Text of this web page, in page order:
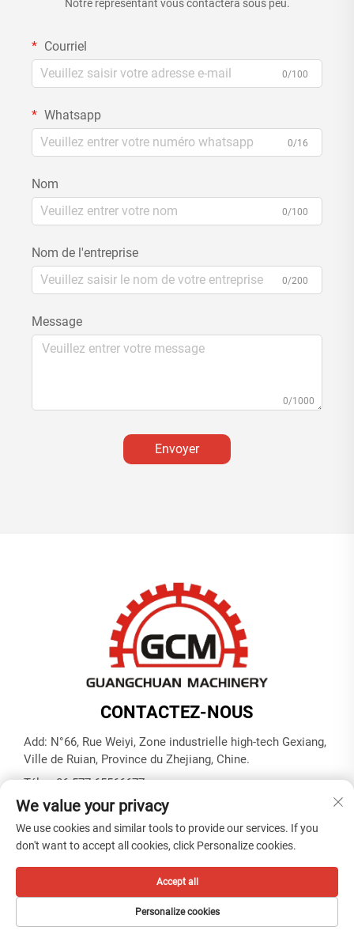
Notre représentant vous contactera sous peu.
Courriel
0/100
Whatsapp
0/16
Nom
0/100
Nom de l'entreprise
0/200
Message
0/1000
Envoyer
CONTACTEZ-NOUS
Add: N°66, Rue Weiyi, Zone industrielle high-tech Gexiang,
Ville de Ruian, Province du Zhejiang, Chine.
Tél. :+86-577-65566677
Courriel :[email protected]
Politique de confidentialité
We value your privacy
We use cookies and similar tools to provide our services. If you
don't want to accept all cookies, click Personalize cookies.
Personalize cookies
Accept all